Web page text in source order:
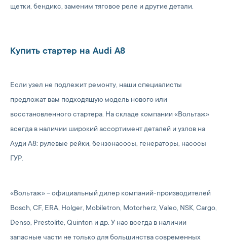
щетки, бендикс, заменим тяговое реле и другие детали.
Купить стартер на Audi A8
Если узел не подлежит ремонту, наши специалисты
предложат вам подходящую модель нового или
восстановленного стартера. На складе компании «Вольтаж»
всегда в наличии широкий ассортимент деталей и узлов на
Ауди А8: рулевые рейки, бензонасосы, генераторы, насосы
ГУР.
«Вольтаж» – официальный дилер компаний-производителей
Bosch, CF, ERA, Holger, Mobiletron, Motorherz, Valeo, NSK, Cargo,
Denso, Prestolite, Quinton и др. У нас всегда в наличии
запасные части не только для большинства современных